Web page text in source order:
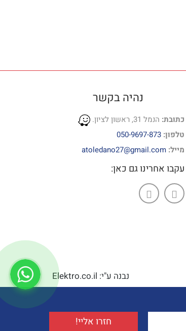
נהיה בקשר
כתובת: הנמל 31, ראשון לציון.
טלפון: 050-9697-873
מייל: atoledano27@gmail.com
עקבו אחרינו גם כאן:
נבנה ע"י: Elektro.co.il